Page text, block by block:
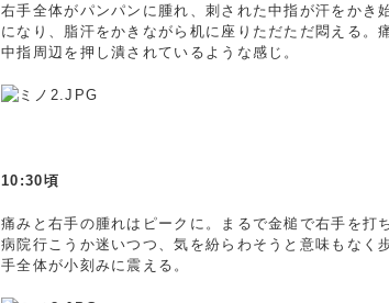
右手全体がパンパンに腫れ、刺された中指が汗をかき
になり、脂汗をかきながら机に座りただただ悶える。
中指周辺を押し潰されているような感じ。
10:30頃
痛みと右手の腫れはピークに。まるで金槌で右手を打
病院行こうか迷いつつ、気を紛らわそうと意味もなく
手全体が小刻みに震える。